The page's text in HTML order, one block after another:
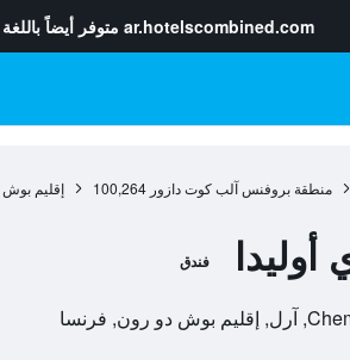
ar.hotelscombined.com متوفر أيضاً باللغة
منطقة بروفنس آلب كوت دازور 100,264 إقليم
فندق